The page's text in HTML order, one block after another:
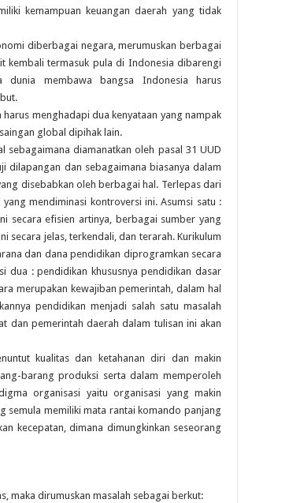
kemampuan keuangan daerah yang tidak
diberbagai negara, merumuskan berbagai
kembali termasuk pula di Indonesia dibarengi
dunia membawa bangsa Indonesia harus
menghadapi dua kenyataan yang nampak
global dipihak lain.
sebagaimana diamanatkan oleh pasal 31 UUD
dilapangan dan sebagaimana biasanya dalam
disebabkan oleh berbagai hal. Terlepas dari
mendiminasi kontroversi ini. Asumsi satu :
secara efisien artinya, berbagai sumber yang
jelas, terkendali, dan terarah. Kurikulum
dan dana pendidikan diprogramkan secara
dua : pendidikan khususnya pendidikan dasar
merupakan kewajiban pemerintah, dalam hal
pendidikan menjadi salah satu masalah
dan pemerintah daerah dalam tulisan ini akan
kualitas dan ketahanan diri dan makin
barang produksi serta dalam memperoleh
organisasi yaitu organisasi yang makin
semula memiliki mata rantai komando panjang
kecepatan, dimana dimungkinkan seseorang
maka dirumuskan masalah sebagai berkut: